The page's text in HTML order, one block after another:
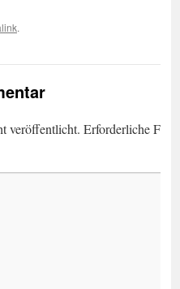
.
veröffentlicht. Erforderliche